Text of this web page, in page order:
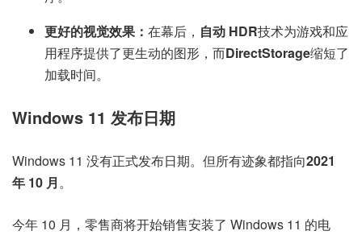
更好的视觉效果： 在幕后， 自动 HDR技术为游戏和应
用程序提供了更生动的图形，而DirectStorage缩短了
加载时间。
Windows 11 发布日期
Windows 11 没有正式发布日期。但所有迹象都指向2021
年 10 月 。
今年 10 月，零售商将开始销售安装了 Windows 11 的电